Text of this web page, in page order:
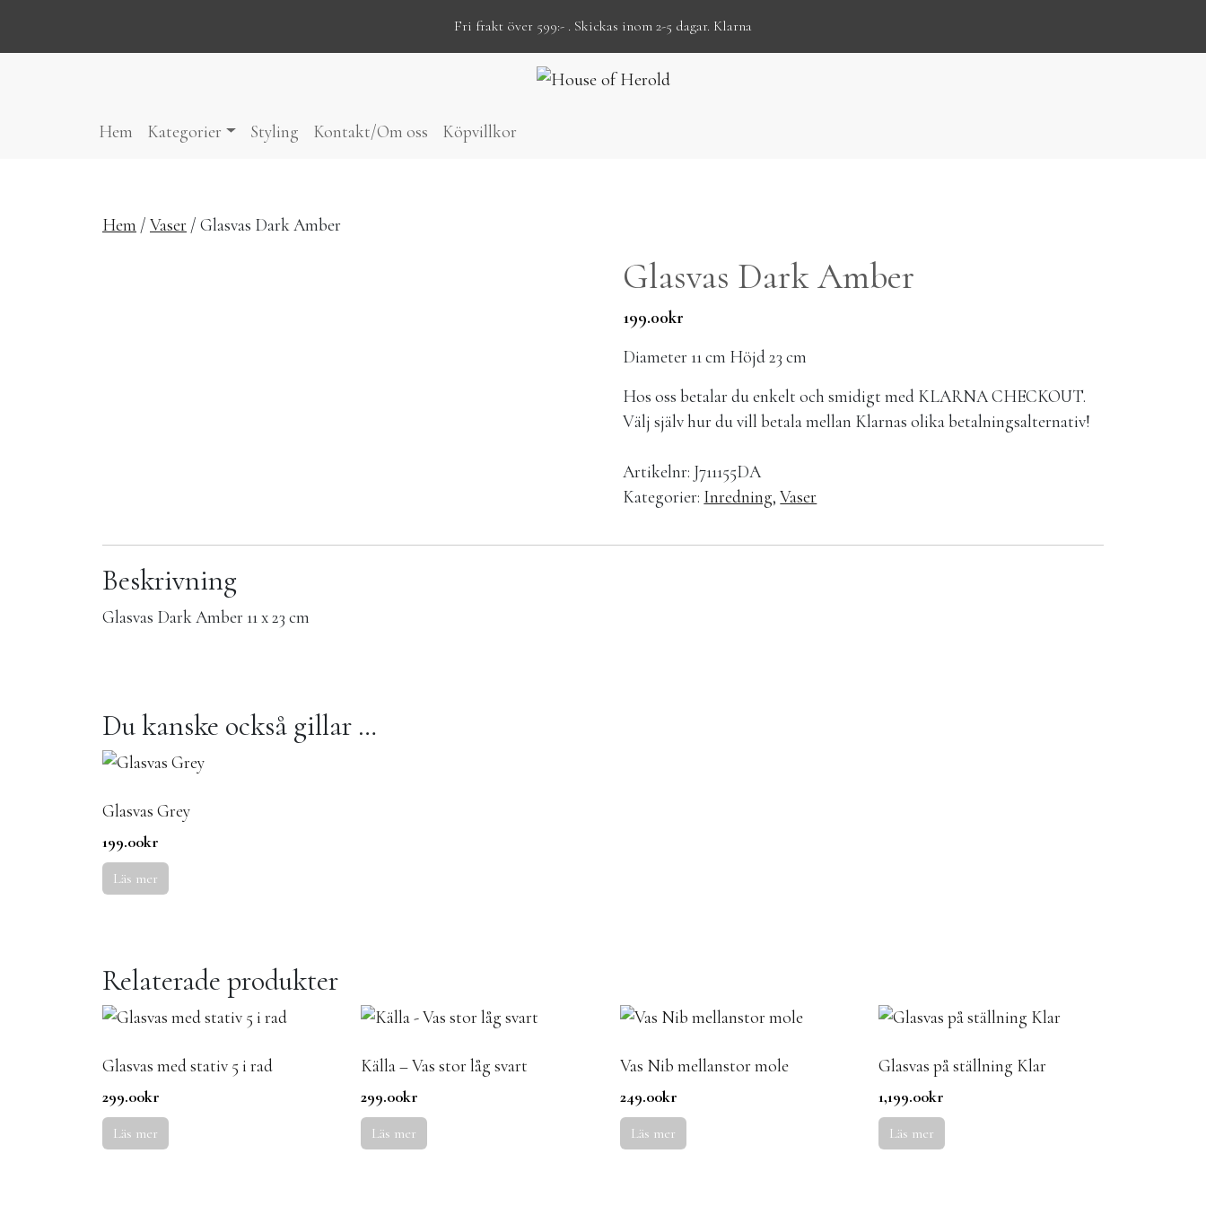
Fri frakt över 599:- . Skickas inom 2-5 dagar. Klarna
Hem Kategorier Styling Kontakt/Om oss Köpvillkor
Hem / Vaser / Glasvas Dark Amber
Glasvas Dark Amber
199.00kr
Diameter 11 cm Höjd 23 cm
Hos oss betalar du enkelt och smidigt med KLARNA CHECKOUT.
Välj själv hur du vill betala mellan Klarnas olika betalningsalternativ!
Artikelnr: J711155DA
Kategorier: Inredning,Vaser
Beskrivning
Glasvas Dark Amber 11 x 23 cm
Du kanske också gillar …
Glasvas Grey
199.00kr
Läs mer
Relaterade produkter
Glasvas med stativ 5 i rad
299.00kr
Läs mer
Källa – Vas stor låg svart
299.00kr
Läs mer
Vas Nib mellanstor mole
249.00kr
Läs mer
Glasvas på ställning Klar
1,199.00kr
Läs mer